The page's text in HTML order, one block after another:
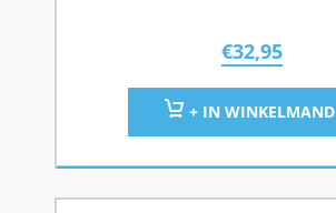
€32,95
+ IN WINKELMAND